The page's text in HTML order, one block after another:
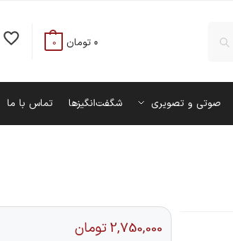
0 تومان 0
صوتی و تصویری شگفت‌انگیزها تماس با ما
2,750,000تومان